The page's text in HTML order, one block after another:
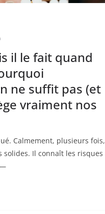
il le fait quand
ne suffit pas (et
vraiment nos
Calmement, plusieurs fois,
solides. Il connaît les risques